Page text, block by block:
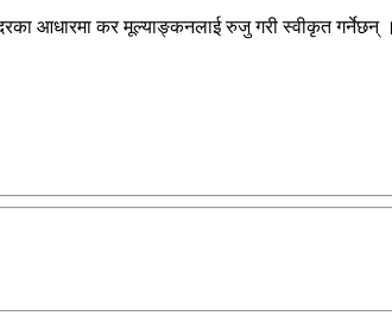
आधारमा कर मूल्याङ्कनलाई रुजु गरी स्वीकृत